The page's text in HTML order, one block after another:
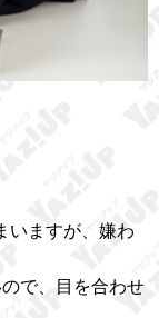
いますが、嫌わ
で、目を合わせ